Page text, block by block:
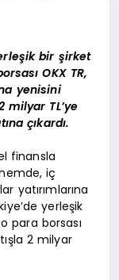
bir şirket
OKX TR,
yenisini
TL’ye
çıkardı.
finansla
iç
yatırımlarına
yerleşik
para borsası
2 milyar